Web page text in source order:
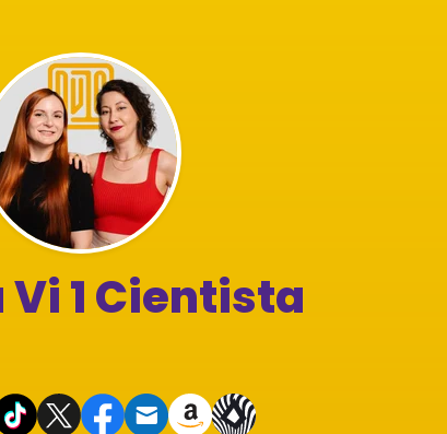
1 Cientista